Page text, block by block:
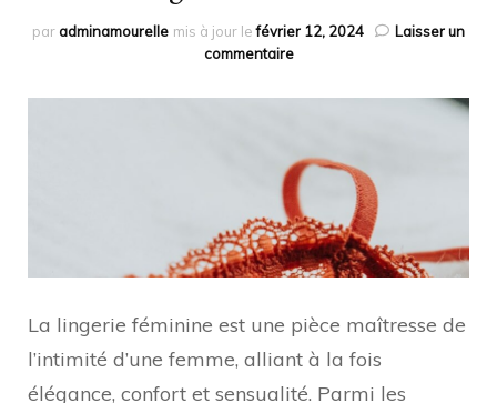
paradminamourelle mis à jour lefévrier 12, 2024
Laisser un
commentairesur
on
raffinement
de
la
dentelle
avec
la
dans
la
lingerie
féminine
La lingerie féminine est une pièce maîtresse de
l’intimité d’une femme, alliant à la fois
élégance, confort et sensualité. Parmi les